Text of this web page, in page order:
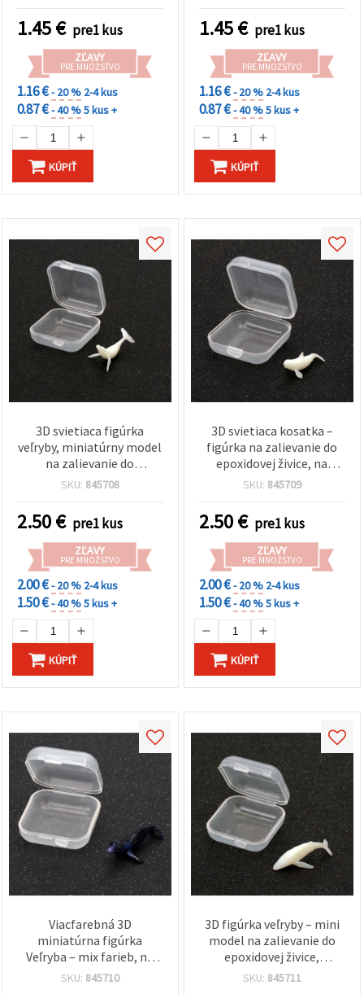
1.45€ pre1 kus
ZĽAVY
PRE MNOŽSTVO
1.16 €- 20 % 2-4 kus
0.87 €- 40 %5 kus +
KÚPIŤ
1.45€ pre1 kus
ZĽAVY
PRE MNOŽSTVO
1.16 €- 20 % 2-4 kus
0.87 €- 40 %5 kus +
KÚPIŤ
3D svietiaca figúrka
veľryby, miniatúrny model
na zalievanie do
epoxidovej živice,
SKU: 845708
2.50€ pre1 kus
ZĽAVY
PRE MNOŽSTVO
2.00 €- 20 % 2-4 kus
1.50 €- 40 %5 kus +
KÚPIŤ
3D svietiaca kosatka –
figúrka na zalievanie do
epoxidovej živice, na
výrobu šperkov, kľúčeniek
SKU: 845709
2.50€ pre1 kus
ZĽAVY
PRE MNOŽSTVO
2.00 €- 20 % 2-4 kus
1.50 €- 40 %5 kus +
KÚPIŤ
Viacfarebná 3D
miniatúrna figúrka
Veľryba – mix farieb, na
zalievanie do epoxidovej
SKU: 845710
3D figúrka veľryby – mini
model na zalievanie do
epoxidovej živice,
33×17×12 mm
SKU: 845711